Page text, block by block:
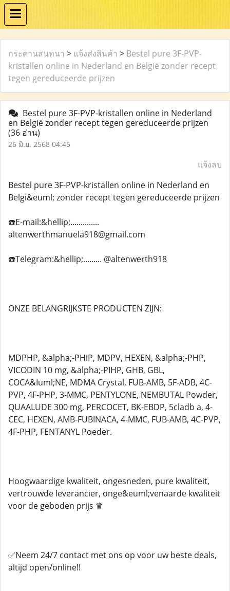
กระดานสนทนา > แจ้งส่งสินค้า > Bestel pure 3F-PVP-
kristallen online in Nederland en België zonder recept
tegen gereduceerde prijzen
Bestel pure 3F-PVP-kristallen online in Nederland
en België zonder recept tegen gereduceerde prijzen
(36 อ่าน)
26 มิ.ย. 2568 04:45
แจ้งลบ
Bestel pure 3F-PVP-kristallen online in Nederland en
Belgi&euml; zonder recept tegen gereduceerde prijzen
☎️E-mail:&hellip;..............
altenwerthmanuela918@gmail.com
☎️Telegram:&hellip;......... @altenwerth918
ONZE BELANGRIJKSTE PRODUCTEN ZIJN:
MDPHP, &alpha;-PHiP, MDPV, HEXEN, &alpha;-PHP,
VICODIN 10 mg, &alpha;-PIHP, GHB, GBL,
COCA&Iuml;NE, MDMA Crystal, FUB-AMB, 5F-ADB, 4C-
PVP, 4F-PHP, 3-MMC, PENTYLONE, NEMBUTAL Powder,
QUAALUDE 300 mg, PERCOCET, BK-EBDP, 5cladb a, 4-
CEC, HEXEN, AMB-FUBINACA, 4-MMC, FUB-AMB, 4C-PVP,
4F-PHP, FENTANYL Poeder.
Hoogwaardige kwaliteit, ongesneden, pure kwaliteit,
vertrouwde leverancier, onge&euml;venaarde kwaliteit
voor de geboden prijs ♛
✅Neem 24/7 contact met ons op voor uw beste deals,
altijd open/online!!